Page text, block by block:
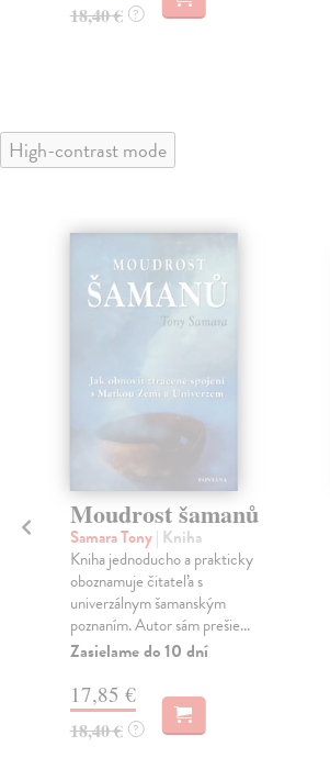
18,40 € ?
High-contrast mode
Moudrost šamanů
Samara Tony| Kniha
Kniha jednoducho a prakticky
oboznamuje čitateľa s
univerzálnym šamanským
poznaním. Autor sám prešie...
Zasielame do 10 dní
17,85 €
18,40 € ?